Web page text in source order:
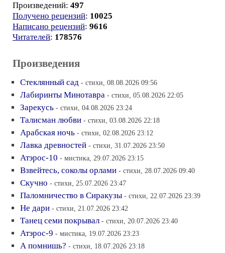
Произведений: 497
Получено рецензий: 10025
Написано рецензий: 9616
Читателей: 178576
Произведения
Стеклянный сад - стихи, 08.08.2026 09:56
Лабиринты Минотавра - стихи, 05.08.2026 22:05
Зарекусь - стихи, 04.08.2026 23:24
Талисман любви - стихи, 03.08.2026 22:18
Арабская ночь - стихи, 02.08.2026 23:12
Лавка древностей - стихи, 31.07.2026 23:50
Атэрос-10 - мистика, 29.07.2026 23:15
Взвейтесь, соколы орлами - стихи, 28.07.2026 09:40
Скучно - стихи, 25.07.2026 23:47
Паломничество в Сиракузы - стихи, 22.07.2026 23:39
Не дари - стихи, 21.07.2026 23:42
Танец семи покрывал - стихи, 20.07.2026 23:40
Атэрос-9 - мистика, 19.07.2026 23:23
А помнишь? - стихи, 18.07.2026 23:18